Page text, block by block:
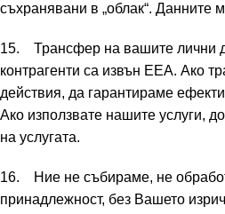
съхранявани в „облак“.
15. Трансфер на вашите лични
контрагенти са извън ЕЕА. Ако
действия, да гарантираме
Ако използвате нашите услуги,
на услугата.
16. Ние не събираме, не
принадлежност, без Вашето